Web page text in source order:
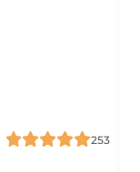
253